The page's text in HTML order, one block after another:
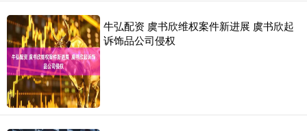
牛弘配资 虞书欣维权案件新进展 虞书欣起
诉饰品公司侵权